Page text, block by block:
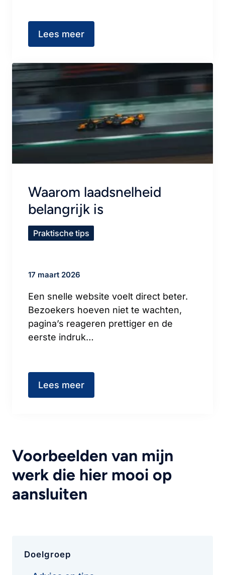
Lees meer
Waarom laadsnelheid
belangrijk is
Praktische tips
17 maart 2026
Een snelle website voelt direct beter.
Bezoekers hoeven niet te wachten,
pagina’s reageren prettiger en de
eerste indruk…
Lees meer
Voorbeelden van mijn
werk die hier mooi op
aansluiten
Doelgroep